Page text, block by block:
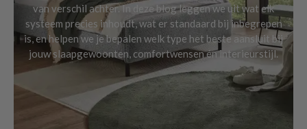
van verschil achter. In deze blog leggen we uit wat elk
systeem precies inhoudt, wat er standaard bij inbegrepen
is, en helpen we je bepalen welk type het beste aansluit bij
jouw slaapgewoonten, comfortwensen én interieurstijl.